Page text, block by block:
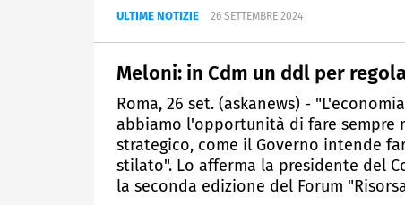
ULTIME NOTIZIE 26 SETTEMBRE 2024
Meloni: in Cdm un ddl per
Roma, 26 set. (askanews) -
abbiamo l'opportunità di fare sempre
strategico, come il Governo intende
stilato". Lo afferma la presidente del
la seconda edizione del Forum